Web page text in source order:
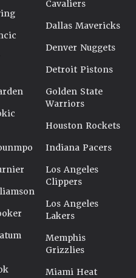
Cavaliers
Dallas Mavericks
Denver Nuggets
Detroit Pistons
Golden State
Warriors
Houston Rockets
Indiana Pacers
Los Angeles
Clippers
Los Angeles
Lakers
Memphis
Grizzlies
Miami Heat